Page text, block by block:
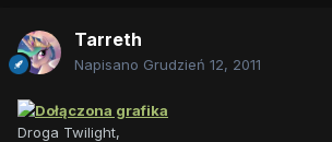
Tarreth
Napisano Grudzień 12, 2011
Droga Twilight,